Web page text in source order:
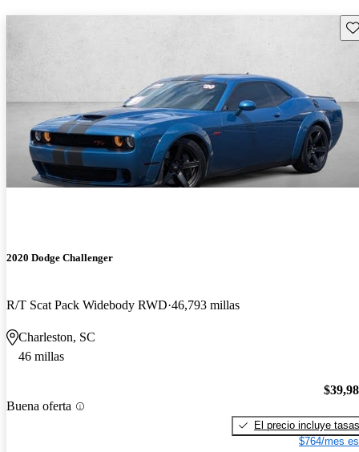
2020 Dodge Challenger
R/T Scat Pack Widebody RWD 46,793 millas
Charleston, SC
46 millas
Buena oferta
El precio incluye tasas
$764/mes